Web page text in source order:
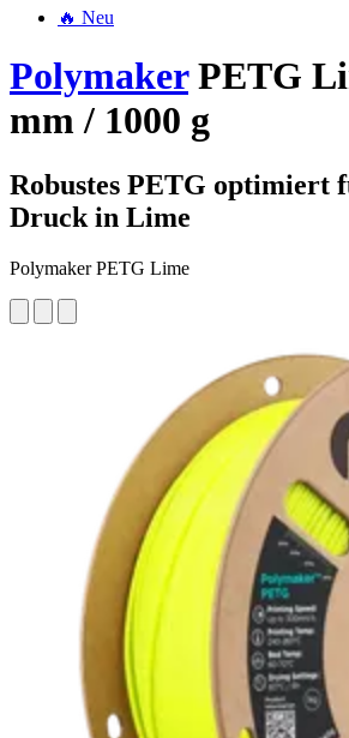
🔥 Neu
PolymakerPETG
mm / 1000 g
Robustes PETG optimiert
Druck in Lime
Polymaker PETG Lime